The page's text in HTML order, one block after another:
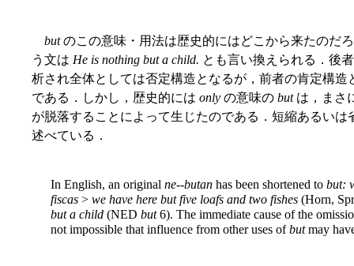
butのこの意味・用法は歴史的にはどこから来たのだ
う文は He is nothing but a child. とも言い換えられる．後
析され全体としては否定構造となるが，前者の肯定構
である．しかし，歴史的には only の意味の butは，まさ
が脱落することによって生じたのである．短縮あるいは
述べている．
In English, an original ne--butan has been shortened to but:
fiscas > we have here but five loafs and two fishes (Horn,
but a child (NED but6). The immediate cause of the
not impossible that influence from other uses ofbutmay